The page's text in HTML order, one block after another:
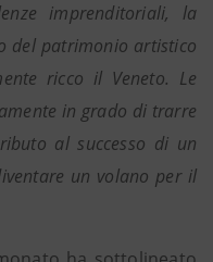
imprenditoriali, la
del patrimonio artistico
ricco il Veneto. Le
in grado di trarre
al successo di un
un volano per il